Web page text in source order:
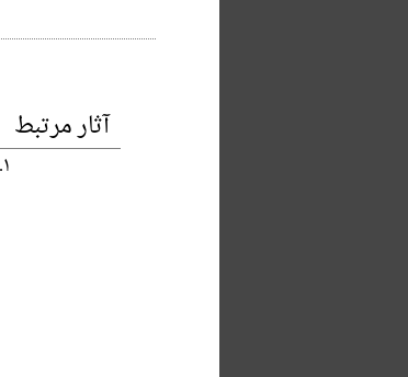
آثار مرتبط
۱.